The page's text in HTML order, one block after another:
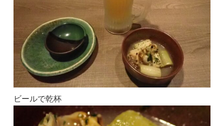
ビールで乾杯